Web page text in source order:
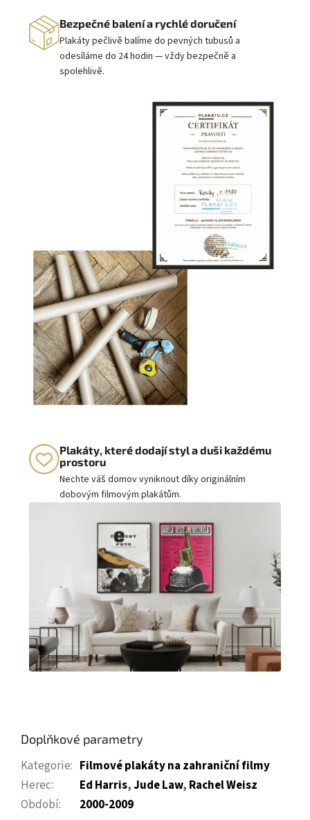
Bezpečné balení a rychlé doručení
Plakáty pečlivě balíme do pevných tubusů a
odesíláme do 24 hodin — vždy bezpečně a
spolehlivě.
Plakáty, které dodají styl a duši každému
prostoru
Nechte váš domov vyniknout díky originálním
dobovým filmovým plakátům.
Doplňkové parametry
Kategorie: Filmové plakáty na zahraniční filmy
Herec: Ed Harris,Jude Law, Rachel Weisz
Období: 2000-2009